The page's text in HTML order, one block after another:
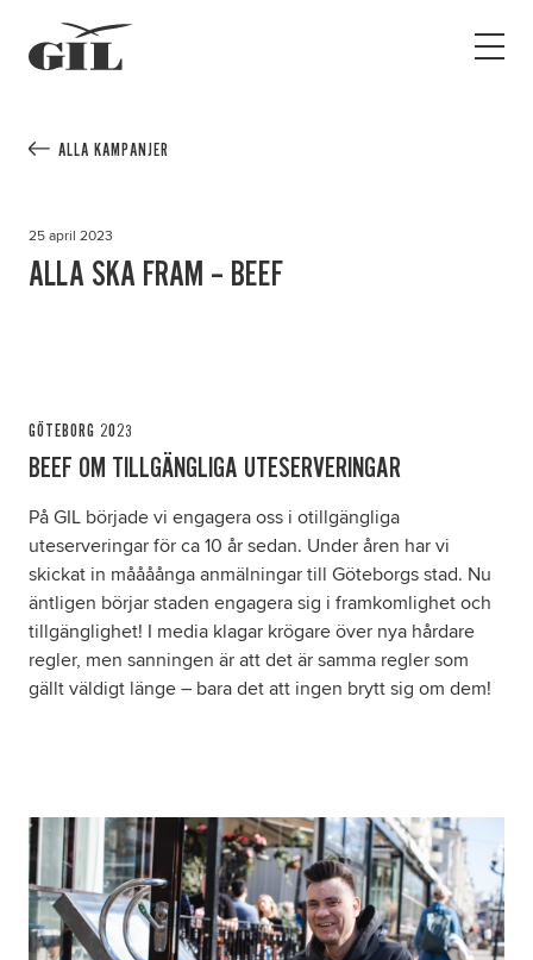
Open
Ha assistans
Jobb
Kampanjer
Om oss
Nyheter
Tillgänglighetsredogörelse
GDPR
ALLA KAMPANJER
25 april 2023
ALLA SKA FRAM – BEEF
GÖTEBORG 2023
BEEF OM TILLGÄNGLIGA UTESERVERINGAR
På GIL började vi engagera oss i otillgängliga
uteserveringar för ca 10 år sedan. Under åren har vi
skickat in måååånga anmälningar till Göteborgs stad. Nu
äntligen börjar staden engagera sig i framkomlighet och
tillgänglighet! I media klagar krögare över nya hårdare
regler, men sanningen är att det är samma regler som
gällt väldigt länge – bara det att ingen brytt sig om dem!